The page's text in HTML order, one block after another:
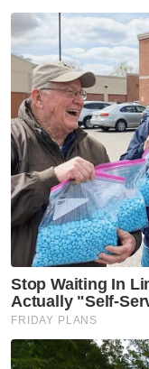
pada 7 Jun
Wawasan
menjual
dengan
dengan
Namun begitu,
yang tidak
asing yang
kerana
hukuman
termasuk
pengusiran dan
semula